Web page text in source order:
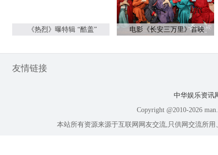
《热烈》曝特辑 “酷盖” 电影《长安三万里》首映
友情链接
中华娱乐资讯
Copyright @2010-2026
本站所有资源来源于互联网网友交流,只供网交流所